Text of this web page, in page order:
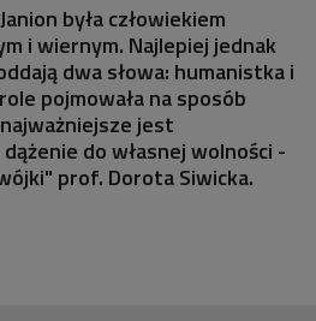
była człowiekiem
i wiernym. Najlepiej jednak
dwa słowa: humanistka i
pojmowała na sposób
jest
do własnej wolności -
prof. Dorota Siwicka.